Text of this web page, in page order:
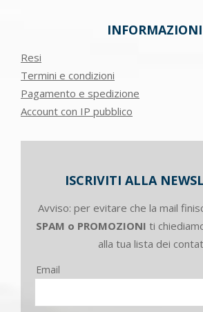
INFORMAZIONI
Resi
Termini e condizioni
Pagamento e spedizione
Account con IP pubblico
ISCRIVITI ALLA
Avviso: per evitare che la mail
SPAM o PROMOZIONI ti
alla tua lista dei
Email